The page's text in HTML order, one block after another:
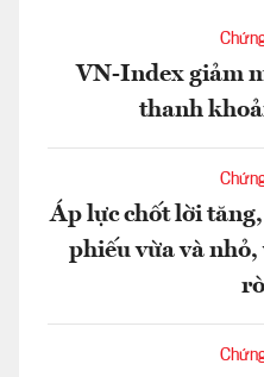
VN-Index giảm
thanh
Áp lực chốt lời
phiếu vừa và